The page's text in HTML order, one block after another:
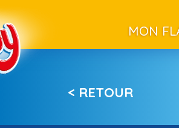
MON
< RETOUR